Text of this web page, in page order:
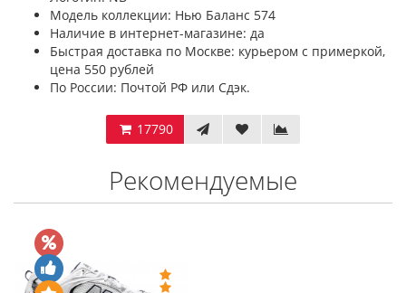
Модель коллекции: Нью Баланс 574
Наличие в интернет-магазине: да
Быстрая доставка по Москве: курьером с примеркой,
цена 550 рублей
По России: Почтой РФ или Сдэк.
17790
Рекомендуемые